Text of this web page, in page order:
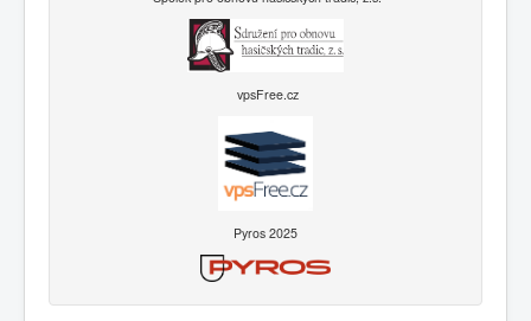
vpsFree.cz
Pyros 2025